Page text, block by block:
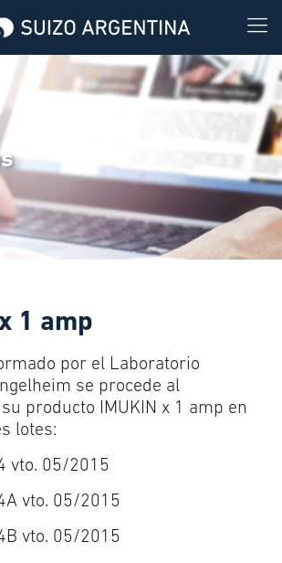
1 amp
por el Laboratorio
se procede al
producto IMUKIN x 1 amp en
lotes:
vto. 05/2015
vto. 05/2015
vto. 05/2015